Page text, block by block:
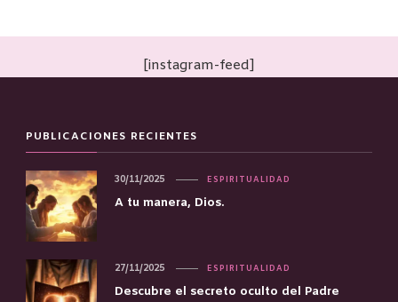
[instagram-feed]
PUBLICACIONES RECIENTES
ESPIRITUALIDAD
A tu manera, Dios.
30/11/2025
ESPIRITUALIDAD
Descubre el secreto oculto del Padre
27/11/2025